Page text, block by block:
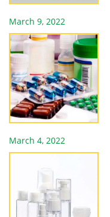
March 9, 2022
March 4, 2022